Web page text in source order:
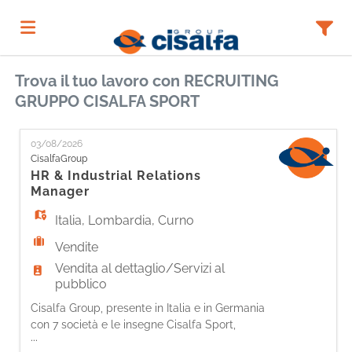
Home
Offerte
di
lavoro
Carica
il
Login
Trova il tuo lavoro con RECRUITING
GRUPPO CISALFA SPORT
03/08/2026
CisalfaGroup
HR & Industrial Relations
Manager
Italia, Lombardia,Curno
Vendite
Vendita al dettaglio/Servizi al
pubblico
Cisalfa Group, presente in Italia e in Germania
con 7 società e le insegne Cisalfa Sport,
INTERSPORT Voswinkel e SportScheck, con
...